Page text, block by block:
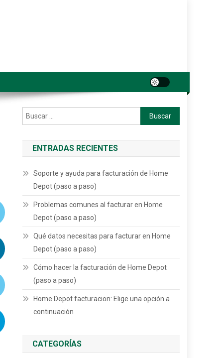
Buscar:
ENTRADAS RECIENTES
Soporte y ayuda para facturación de Home
Depot (paso a paso)
Problemas comunes al facturar en Home
Depot (paso a paso)
Qué datos necesitas para facturar en Home
Depot (paso a paso)
Cómo hacer la facturación de Home Depot
(paso a paso)
Home Depot facturacion: Elige una opción a
continuación
CATEGORÍAS